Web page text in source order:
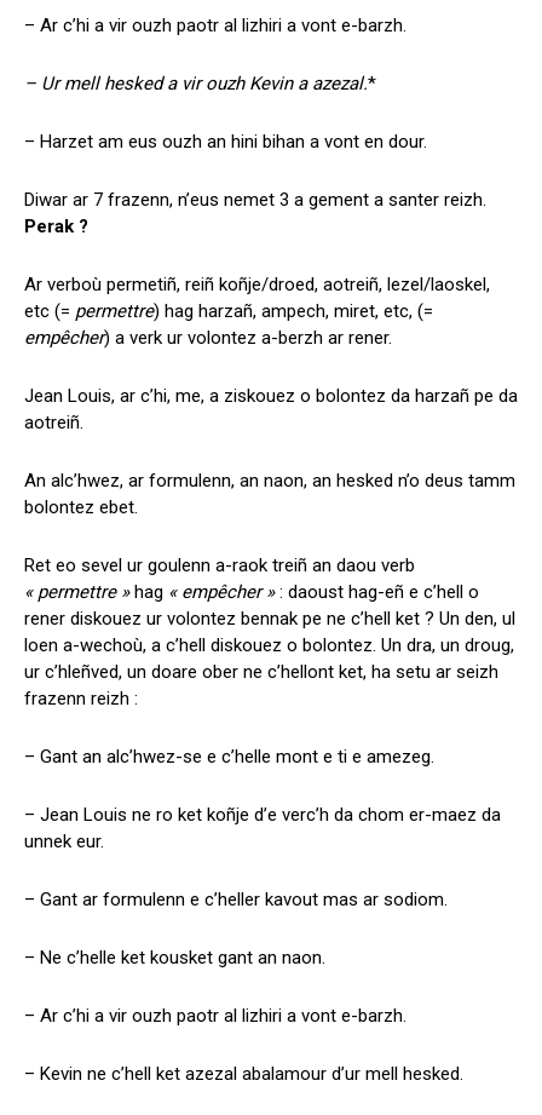
– Ar c’hi a vir ouzh paotr al lizhiri a vont e-barzh.
– Ur mell hesked a vir ouzh Kevin a azezal.*
– Harzet am eus ouzh an hini bihan a vont en dour.
Diwar ar 7 frazenn, n’eus nemet 3 a gement a santer reizh.
Perak ?
Ar verboù permetiñ, reiñ koñje/droed, aotreiñ, lezel/laoskel,
etc (= permettre) hag harzañ, ampech, miret, etc, (=
empêcher) a verk ur volontez a-berzh ar rener.
Jean Louis, ar c’hi, me, a ziskouez o bolontez da harzañ pe da
aotreiñ.
An alc’hwez, ar formulenn, an naon, an hesked n’o deus tamm
bolontez ebet.
Ret eo sevel ur goulenn a-raok treiñ an daou verb
« permettre »hag « empêcher »: daoust hag-eñ e c’hell o
rener diskouez ur volontez bennak pe ne c’hell ket ? Un den, ul
loen a-wechoù, a c’hell diskouez o bolontez. Un dra, un droug,
ur c’hleñved, un doare ober ne c’hellont ket, ha setu ar seizh
frazenn reizh :
– Gant an alc’hwez-se e c’helle mont e ti e amezeg.
– Jean Louis ne ro ket koñje d’e verc’h da chom er-maez da
unnek eur.
– Gant ar formulenn e c’heller kavout mas ar sodiom.
– Ne c’helle ket kousket gant an naon.
– Ar c’hi a vir ouzh paotr al lizhiri a vont e-barzh.
– Kevin ne c’hell ket azezal abalamour d’ur mell hesked.